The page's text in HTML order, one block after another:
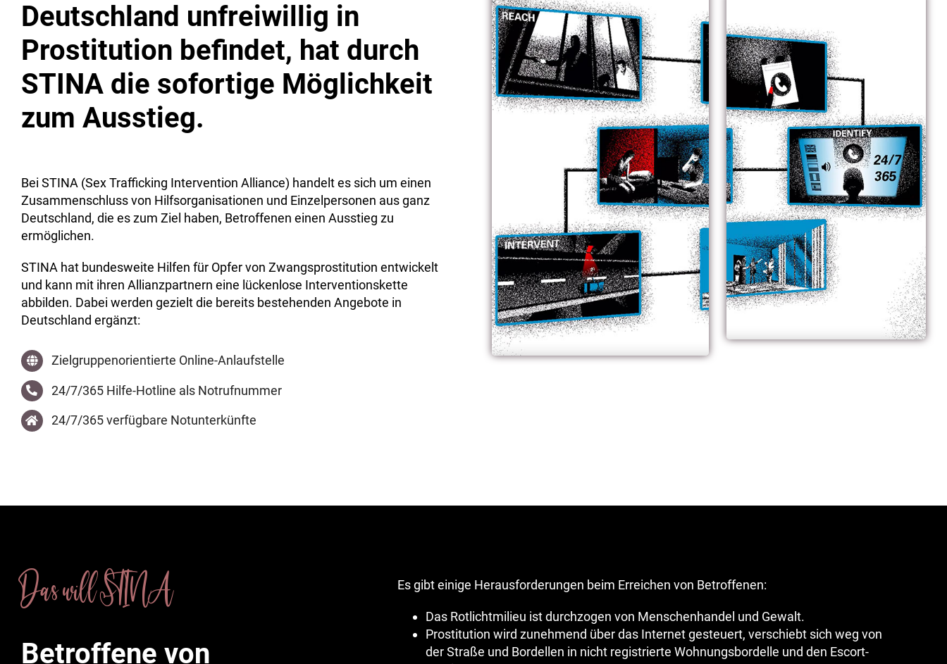
Deutschland unfreiwillig in
Prostitution befindet, hat durch
STINA die sofortige Möglichkeit
zum Ausstieg.
Bei STINA (Sex Trafficking Intervention Alliance) handelt es sich um einen
Zusammenschluss von Hilfsorganisationen und Einzelpersonen aus ganz
Deutschland, die es zum Ziel haben, Betroffenen einen Ausstieg zu
ermöglichen.
STINA hat bundesweite Hilfen für Opfer von Zwangsprostitution entwickelt
und kann mit ihren Allianzpartnern eine lückenlose Interventionskette
abbilden. Dabei werden gezielt die bereits bestehenden Angebote in
Deutschland ergänzt:
Zielgruppenorientierte Online-Anlaufstelle
24/7/365 Hilfe-Hotline als Notrufnummer
24/7/365 verfügbare Notunterkünfte
Das will STINA
Betroffene von
Es gibt einige Herausforderungen beim Erreichen von Betroffenen:
Das Rotlichtmilieu ist durchzogen von Menschenhandel und Gewalt.
Prostitution wird zunehmend über das Internet gesteuert, verschiebt sich weg von
der Straße und Bordellen in nicht registrierte Wohnungsbordelle und den Escort-